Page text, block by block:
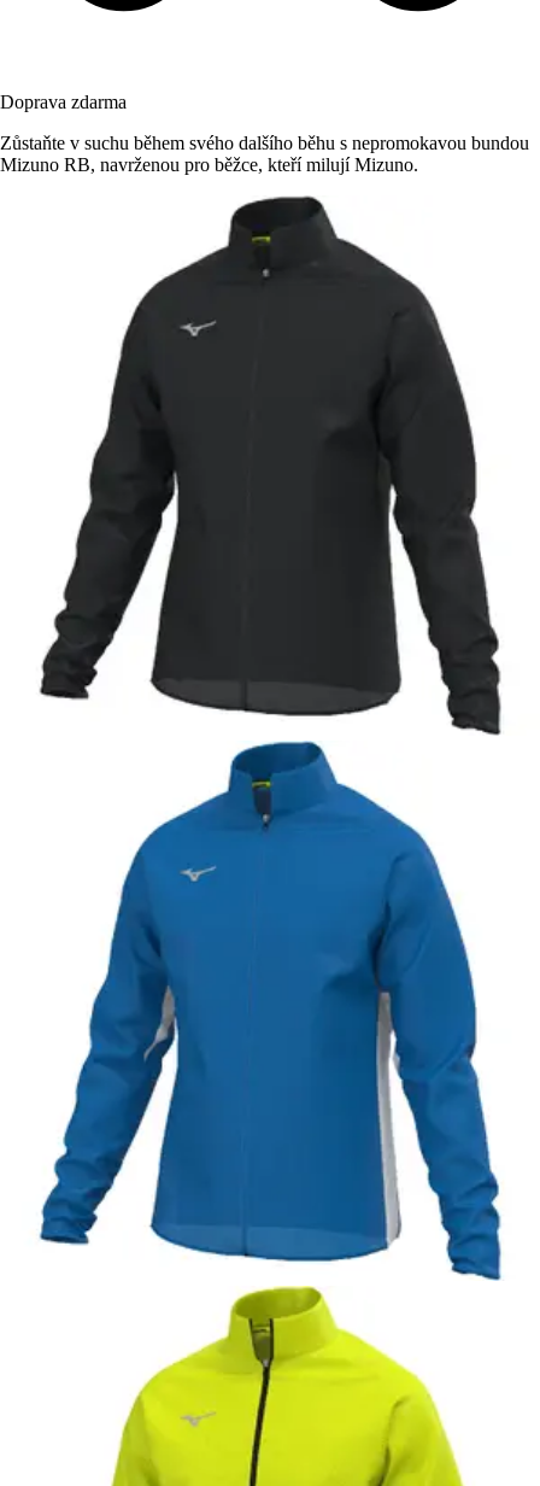
Doprava zdarma
Zůstaňte v suchu během svého dalšího běhu s nepromokavou bundou
Mizuno RB, navrženou pro běžce, kteří milují Mizuno.